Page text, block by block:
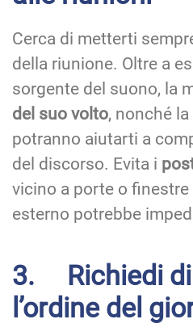
Cerca di metterti
della riunione. Oltre a
sorgente del suono, la
del suo volto, nonché
potranno aiutarti a
del discorso. Evita i
vicino a porte o
esterno potrebbe
3. Richiedi di
l’ordine del